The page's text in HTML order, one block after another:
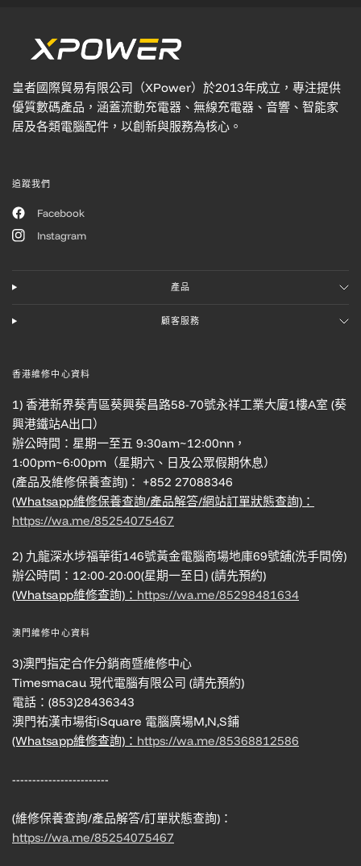
皇者國際貿易有限公司（XPower）於2013年成立，專注提供
優質數碼產品，涵蓋流動充電器、無線充電器、音響、智能家
居及各類電腦配件，以創新與服務為核心。
追蹤我們
Facebook
Instagram
產品
顧客服務
香港維修中心資料
1) 香港新界葵青區葵興葵昌路58-70號永祥工業大廈1樓A室 (葵
興港鐵站A出口）
辦公時間：星期一至五 9:30am~12:00nn，
1:00pm~6:00pm（星期六、日及公眾假期休息）
(產品及維修保養查詢)： +852 27088346
(Whatsapp維修保養查詢/產品解答/網站訂單狀態查詢)：
https://wa.me/85254075467
2) 九龍深水埗福華街146號黃金電腦商場地庫69號舖(洗手間傍)
辦公時間：12:00-20:00(星期一至日) (請先預約)
(Whatsapp維修查詢)： https://wa.me/85298481634
澳門維修中心資料
3)澳門指定合作分銷商暨維修中心
Timesmacau 現代電腦有限公司 (請先預約)
電話：(853)28436343
澳門祐漢市場街iSquare 電腦廣場M,N,S鋪
(Whatsapp維修查詢)： https://wa.me/85368812586
------------------------
(維修保養查詢/產品解答/訂單狀態查詢)：
https://wa.me/85254075467